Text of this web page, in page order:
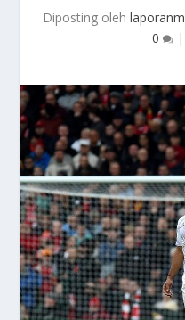
Diposting oleh
0
|